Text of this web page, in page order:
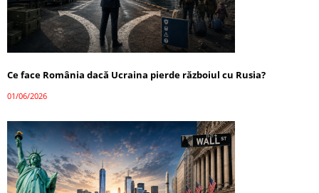
Ce face România dacă Ucraina pierde războiul cu Rusia?
01/06/2026